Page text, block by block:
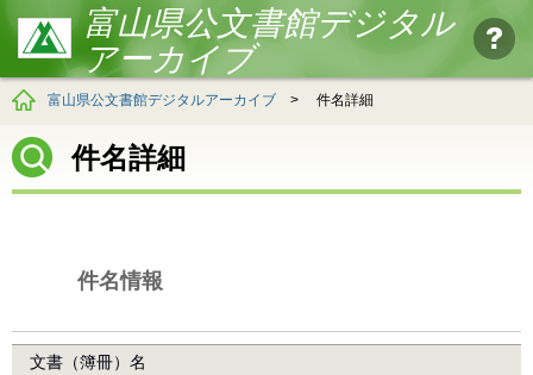
富山県公文書館デジタル
アーカイブ
富山県公文書館デジタルアーカイブ > 件名詳細
件名詳細
件名情報
文書（簿冊）名